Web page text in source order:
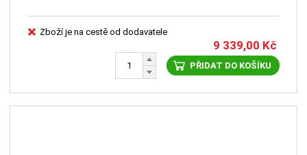
Zboží je na cestě od dodavatele
9 339,00 Kč
PŘIDAT DO KOŠÍKU